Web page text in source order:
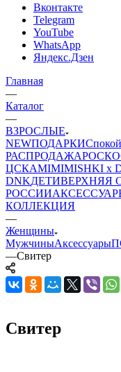
Вконтакте
Telegram
YouTube
WhatsApp
Яндекс.Дзен
Главная
—
Каталог
—
ВЗРОСЛЫЕ
NEWПОДАРКИ
РАСПРОДАЖА
ЦСКАMIMIMISHKI x
DNKДЕТИВЕРХНЯЯ
РОССИИ
КОЛЛЕКЦИЯ
—
Женщины
МужчиныАксессуары
—Свитер
Свитер